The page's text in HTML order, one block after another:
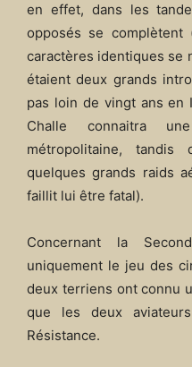
en effet, dans les
opposés se complètent
caractères identiques se
étaient deux grands
pas loin de vingt ans en
Challe connaitra
métropolitaine, tandis
quelques grands raids
faillit lui être fatal).
Concernant la
uniquement le jeu des
deux terriens ont connu
que les deux
Résistance.